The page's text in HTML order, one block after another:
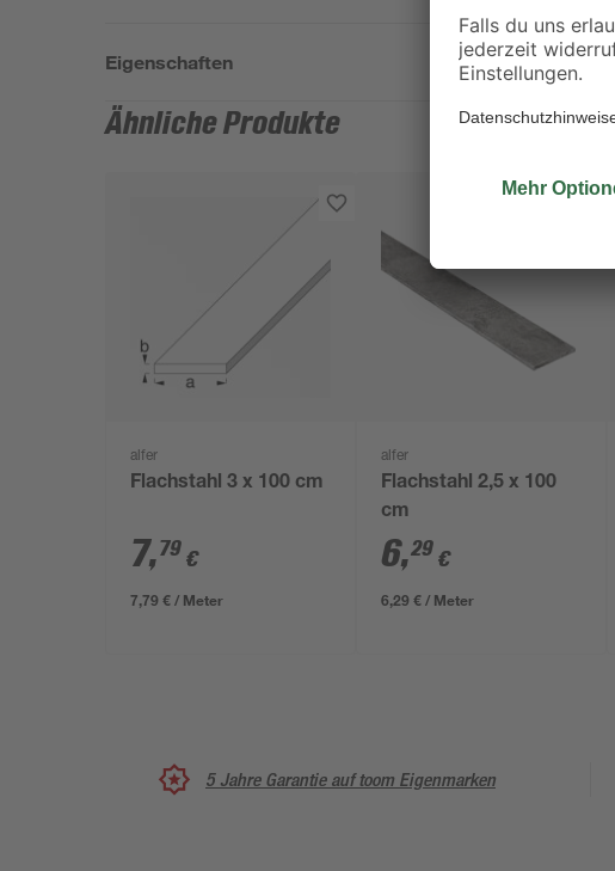
Eigenschaften
Ähnliche Produkte
alfer
Flachstahl 3 x 100 cm
7,79 €
7,79 € / Meter
alfer
Flachstahl 2,5 x 100
cm
6,29 €
6,29 € / Meter
5 Jahre Garantie auf toom Eigenmarken